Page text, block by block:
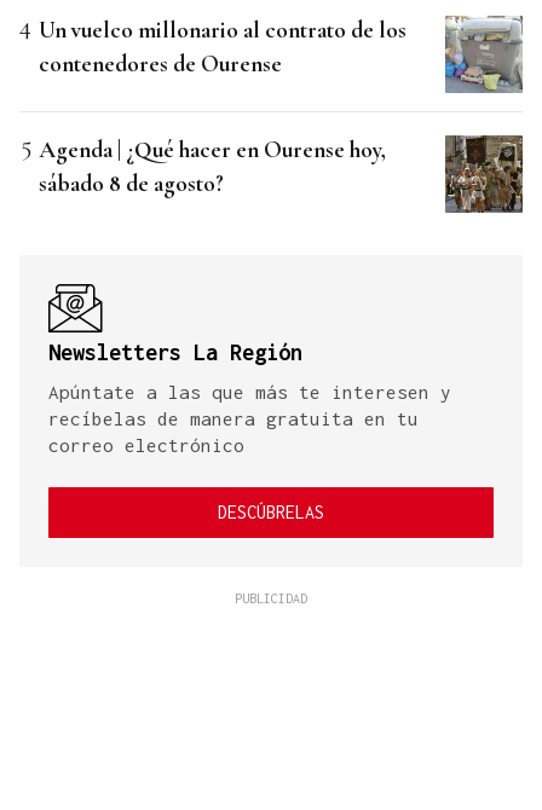
Un vuelco millonario al contrato de los
contenedores de Ourense
Agenda | ¿Qué hacer en Ourense hoy,
sábado 8 de agosto?
Newsletters La Región
Apúntate a las que más te interesen y
recíbelas de manera gratuita en tu
correo electrónico
DESCÚBRELAS